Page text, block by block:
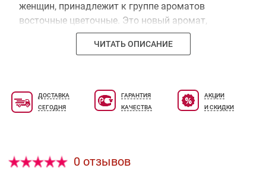
женщин, принадлежит к группе ароматов
восточные цветочные. Это новый аромат,
Soulmate Women выпущен в 2013 году. Верхние
ноты: мандарин и Красные ягоды; ноты сердца:
ЧИТАТЬ ОПИСАНИЕ
ДОСТАВКА
СЕГОДНЯ
ГАРАНТИЯ
КАЧЕСТВА
АКЦИИ
И СКИДКИ
0 отзывов